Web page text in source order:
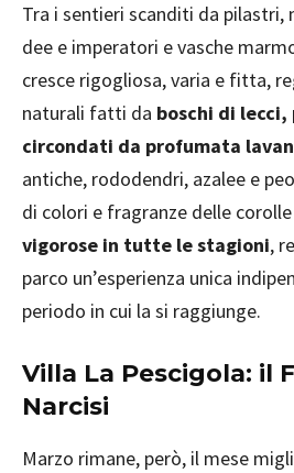
Tra i sentieri scanditi da pilastri,
dee e imperatori e vasche
cresce rigogliosa, varia e fitta,
naturali fatti da boschi di
circondati da profumata
antiche, rododendri, azalee e
di colori e fragranze delle
vigorose in tutte le stagioni,
parco un’esperienza unica
periodo in cui la si raggiunge.
Villa La Pescigola: il
Narcisi
Marzo rimane, però, il mese